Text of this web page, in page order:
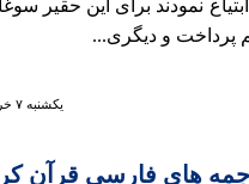
نمودند برای این حقیر
پرداخت و دیگری...
يكشنبه ۷ خرداد ۱۳۸۵ ساعت ۱۳:۰۵
های فارسی قرآن